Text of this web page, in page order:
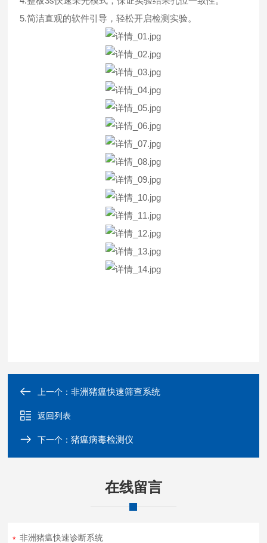
5.简洁直观的软件引导，轻松开启检测实验。
上一个：非洲猪瘟快速筛查系统
返回列表
下一个：猪瘟病毒检测仪
在线留言